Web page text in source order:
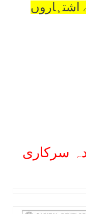
اشتہاروں
سرکاری